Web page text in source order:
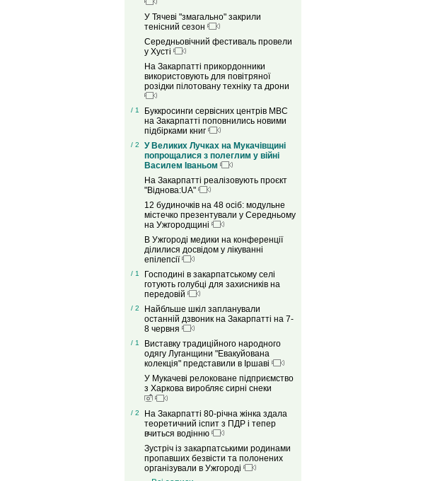
У Тячеві "змагально" закрили
тенісний сезон
Середньовічний фестиваль провели
у Хусті
На Закарпатті прикордонники
використовують для повітряної
розідки пілотовану техніку та дрони
/ 1
Буккросинги сервісних центрів МВС
на Закарпатті поповнились новими
підбірками книг
/ 2
У Великих Лучках на Мукачівщині
попрощалися з полеглим у війні
Василем Іваньом
На Закарпатті реалізовують проєкт
"Віднова:UA"
12 будиночків на 48 осіб: модульне
містечко презентували у Середньому
на Ужгородщині
В Ужгороді медики на конференції
ділилися досвідом у лікуванні
епілепсії
/ 1
Господині в закарпатському селі
готують голубці для захисників на
передовій
/ 2
Найбльше шкіл запланували
останній дзвоник на Закарпатті на 7-
8 червня
/ 1
Виставку традиційного народного
одягу Луганщини "Евакуйована
колекція" представили в Іршаві
У Мукачеві релоковане підприємство
з Харкова виробляє сирні снеки
/ 2
На Закарпатті 80-річна жінка здала
теоретичний іспит з ПДР і тепер
вчиться водінню
Зустріч із закарпатськими родинами
пропавших безвісти та полонених
організували в Ужгороді